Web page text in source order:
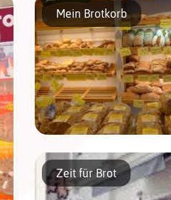
Klann. Ce passionné […]
Mein Brotkorb
Cette boulangerie a 8
ville, pour la plupart dans
Bon rapport qualité prix et
pains noir, de seigle, aux
Zeit für Brot